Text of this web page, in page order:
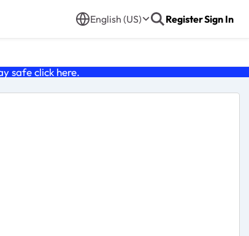
English (US) RegisterSign In
safe click here.